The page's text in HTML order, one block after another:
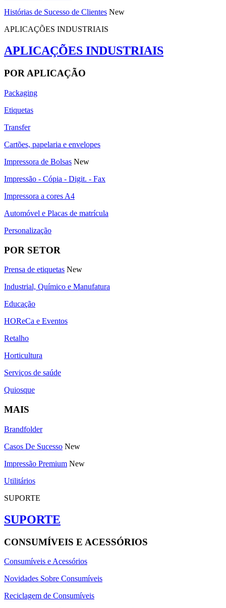
Histórias de Sucesso de Clientes New
APLICAÇÕES INDUSTRIAIS
APLICAÇÕES INDUSTRIAIS
POR APLICAÇÃO
Packaging
Etiquetas
Transfer
Cartões, papelaria e envelopes
Impressora de Bolsas New
Impressão - Cópia - Digit. - Fax
Impressora a cores A4
Automóvel e Placas de matrícula
Personalização
POR SETOR
Prensa de etiquetas New
Industrial, Químico e Manufatura
Educação
HOReCa e Eventos
Retalho
Horticultura
Serviços de saúde
Quiosque
MAIS
Brandfolder
Casos De Sucesso New
Impressão Premium New
Utilitários
SUPORTE
SUPORTE
CONSUMÍVEIS E ACESSÓRIOS
Consumíveis e Acessórios
Novidades Sobre Consumíveis
Reciclagem de Consumíveis